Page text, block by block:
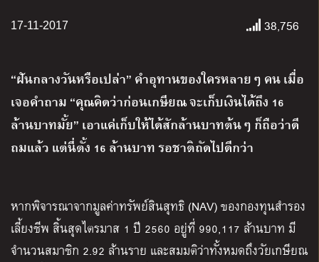
17-11-2017 38,756
“ฝันกลางวันหรือเปล่า” คำอุทานของใครหลายๆ คน เมื่อ
เจอคำถาม “คุณคิดว่าก่อนเกษียณ จะเก็บเงินได้ถึง 16
ล้านบาทมั้ย” เอาแค่เก็บให้ได้สักล้านบาทต้นๆ ก็ถือว่าดี
ถมแล้ว แต่นี่ตั้ง 16 ล้านบาท รอชาติถัดไปดีกว่า
หากพิจารณาจากมูลค่าทรัพย์สินสุทธิ (NAV) ของกองทุนสำรอง
เลี้ยงชีพ สิ้นสุดไตรมาส 1 ปี 2560 อยู่ที่ 990,117 ล้านบาท มี
จำนวนสมาชิก 2.92 ล้านราย และสมมติว่าทั้งหมดถึงวัยเกษียณ